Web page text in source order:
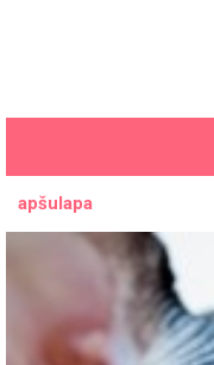
apšulapa